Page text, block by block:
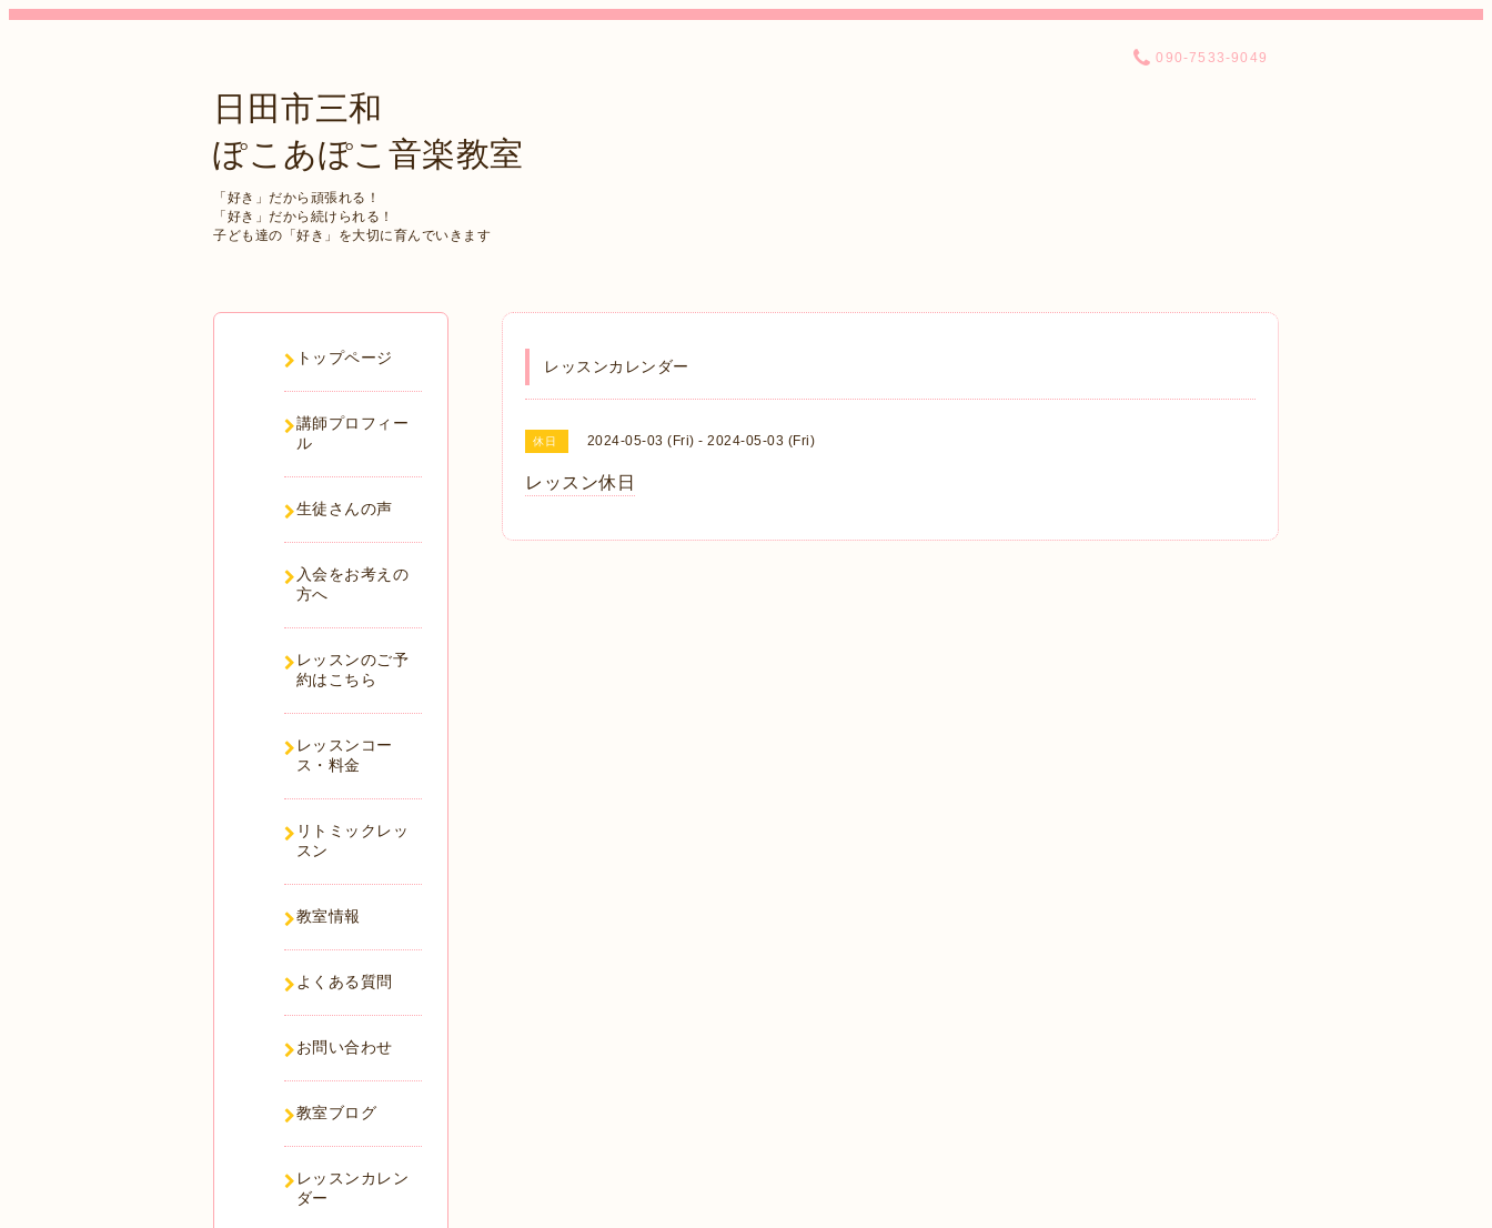
日田市三和
ぽこあぽこ音楽教室
「好き」だから頑張れる！
「好き」だから続けられる！
子ども達の「好き」を大切に育んでいきます
090-7533-9049
レッスンカレンダー
休日 2024-05-03 (Fri) - 2024-05-03 (Fri)
レッスン休日
トップページ
講師プロフィー
ル
生徒さんの声
入会をお考えの
方へ
レッスンのご予
約はこちら
レッスンコー
ス・料金
リトミックレッ
スン
教室情報
よくある質問
お問い合わせ
教室ブログ
レッスンカレン
ダー